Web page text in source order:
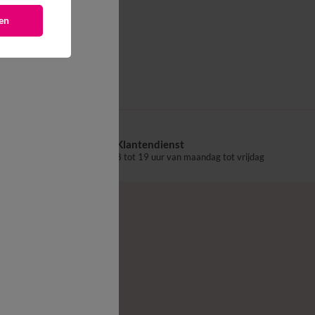
Klantendienst
8 tot 19 uur van maandag tot vrijdag